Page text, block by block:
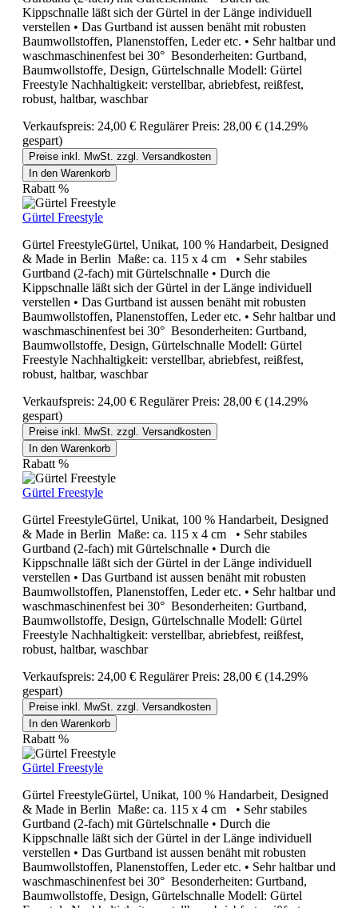
Kippschnalle läßt sich der Gürtel in der Länge individuell
verstellen • Das Gurtband ist aussen benäht mit robusten
Baumwollstoffen, Planenstoffen, Leder etc. • Sehr haltbar und
waschmaschinenfest bei 30° Besonderheiten: Gurtband,
Baumwollstoffe, Design, Gürtelschnalle Modell: Gürtel
Freestyle Nachhaltigkeit: verstellbar, abriebfest, reißfest,
robust, haltbar, waschbar
Verkaufspreis: 24,00 € Regulärer Preis: 28,00 € (14.29%
gespart)
Preise inkl. MwSt. zzgl. Versandkosten
In den Warenkorb
Rabatt %
Gürtel Freestyle
Gürtel FreestyleGürtel, Unikat, 100 % Handarbeit, Designed
& Made in Berlin Maße: ca. 115 x 4 cm • Sehr stabiles
Gurtband (2-fach) mit Gürtelschnalle • Durch die
Kippschnalle läßt sich der Gürtel in der Länge individuell
verstellen • Das Gurtband ist aussen benäht mit robusten
Baumwollstoffen, Planenstoffen, Leder etc. • Sehr haltbar und
waschmaschinenfest bei 30° Besonderheiten: Gurtband,
Baumwollstoffe, Design, Gürtelschnalle Modell: Gürtel
Freestyle Nachhaltigkeit: verstellbar, abriebfest, reißfest,
robust, haltbar, waschbar
Verkaufspreis: 24,00 € Regulärer Preis: 28,00 € (14.29%
gespart)
Preise inkl. MwSt. zzgl. Versandkosten
In den Warenkorb
Rabatt %
Gürtel Freestyle
Gürtel FreestyleGürtel, Unikat, 100 % Handarbeit, Designed
& Made in Berlin Maße: ca. 115 x 4 cm • Sehr stabiles
Gurtband (2-fach) mit Gürtelschnalle • Durch die
Kippschnalle läßt sich der Gürtel in der Länge individuell
verstellen • Das Gurtband ist aussen benäht mit robusten
Baumwollstoffen, Planenstoffen, Leder etc. • Sehr haltbar und
waschmaschinenfest bei 30° Besonderheiten: Gurtband,
Baumwollstoffe, Design, Gürtelschnalle Modell: Gürtel
Freestyle Nachhaltigkeit: verstellbar, abriebfest, reißfest,
robust, haltbar, waschbar
Verkaufspreis: 24,00 € Regulärer Preis: 28,00 € (14.29%
gespart)
Preise inkl. MwSt. zzgl. Versandkosten
In den Warenkorb
Rabatt %
Gürtel Freestyle
Gürtel FreestyleGürtel, Unikat, 100 % Handarbeit, Designed
& Made in Berlin Maße: ca. 115 x 4 cm • Sehr stabiles
Gurtband (2-fach) mit Gürtelschnalle • Durch die
Kippschnalle läßt sich der Gürtel in der Länge individuell
verstellen • Das Gurtband ist aussen benäht mit robusten
Baumwollstoffen, Planenstoffen, Leder etc. • Sehr haltbar und
waschmaschinenfest bei 30° Besonderheiten: Gurtband,
Baumwollstoffe, Design, Gürtelschnalle Modell: Gürtel